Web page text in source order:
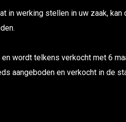
in werking stellen in uw zaak, kan
wordt telkens verkocht met 6
aangeboden en verkocht in de